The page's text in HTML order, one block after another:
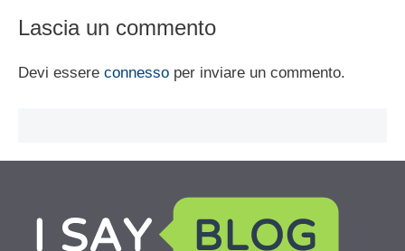
Lascia un commento
Devi essere connesso per inviare un commento.